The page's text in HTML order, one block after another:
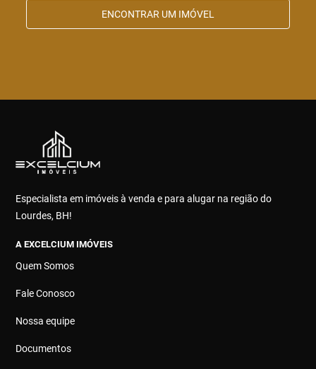
ENCONTRAR UM IMÓVEL
Especialista em imóveis à venda e para alugar na região do
Lourdes, BH!
A EXCELCIUM IMÓVEIS
Quem Somos
Fale Conosco
Nossa equipe
Documentos